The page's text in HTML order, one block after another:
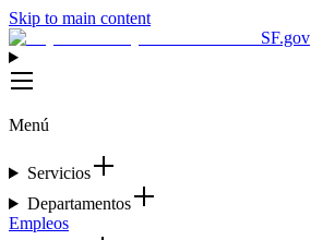
Skip to main content
SF.gov
Menú
Servicios
Departamentos
Empleos